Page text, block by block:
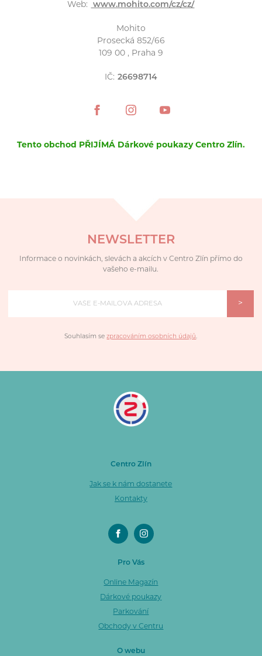
Web: www.mohito.com/cz/cz/
Mohito
Prosecká 852/66
109 00 , Praha 9
IČ: 26698714
Tento obchod PŘIJÍMÁ Dárkové poukazy Centro Zlín.
NEWSLETTER
Informace o novinkách, slevách a akcích v Centro Zlín přímo do
vašeho e-mailu.
>
Souhlasím sezpracováním osobních údajů.
Centro Zlín
Jak se k nám dostanete
Kontakty
Pro Vás
Online Magazín
Dárkové poukazy
Parkování
Obchody v Centru
O webu